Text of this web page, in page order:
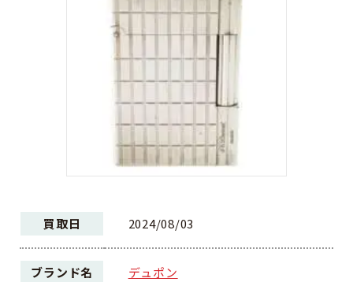
買取日 2024/08/03
ブランド名 デュポン